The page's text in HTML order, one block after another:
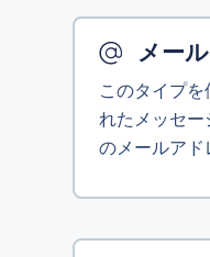
メール
このタイプ
れたメッセ
のメールアド